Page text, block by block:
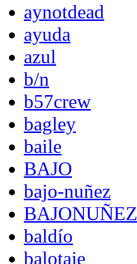
aynotdead
ayuda
azul
b/n
b57crew
bagley
baile
BAJO
bajo-nuñez
BAJONUÑEZ
baldío
balotaje